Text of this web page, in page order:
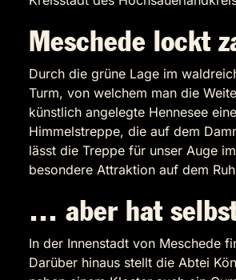
Meschede lockt
Durch die grüne Lage im
Turm, von welchem man die
künstlich angelegte Hennesee
Himmelstreppe, die auf dem
lässt die Treppe für unser Auge
besondere Attraktion auf dem
… aber hat
In der Innenstadt von Meschede
Darüber hinaus stellt die Abtei